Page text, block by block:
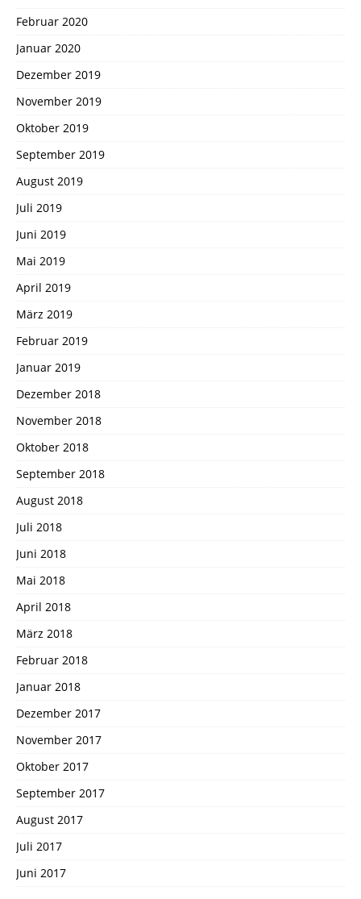
Februar 2020
Januar 2020
Dezember 2019
November 2019
Oktober 2019
September 2019
August 2019
Juli 2019
Juni 2019
Mai 2019
April 2019
März 2019
Februar 2019
Januar 2019
Dezember 2018
November 2018
Oktober 2018
September 2018
August 2018
Juli 2018
Juni 2018
Mai 2018
April 2018
März 2018
Februar 2018
Januar 2018
Dezember 2017
November 2017
Oktober 2017
September 2017
August 2017
Juli 2017
Juni 2017